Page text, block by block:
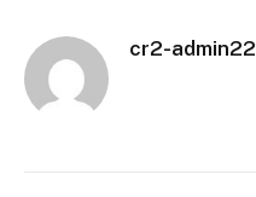
cr2-admin22